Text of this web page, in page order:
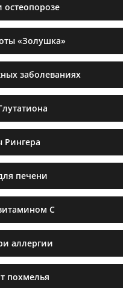
«Золушка»
заболеваниях
Рингера
печени
C
аллергии
похмелья